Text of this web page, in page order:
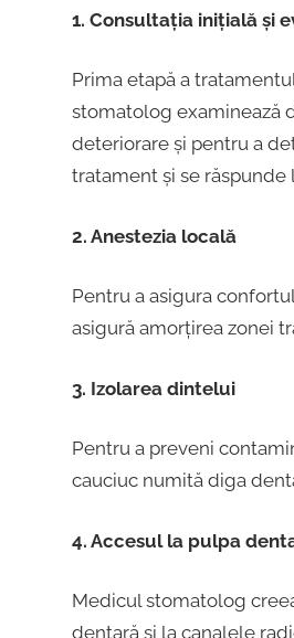
1. Consultația inițială și
Prima etapă a
stomatolog examinează
deteriorare și pentru a
tratament și se răspunde
2. Anestezia locală
Pentru a asigura
asigură amorțirea zonei
3. Izolarea dintelui
Pentru a preveni
cauciuc numită diga
4. Accesul la pulpa
Medicul stomatolog
dentară și la canalele